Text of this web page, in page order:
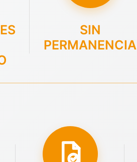
SIN
PERMANENCIA